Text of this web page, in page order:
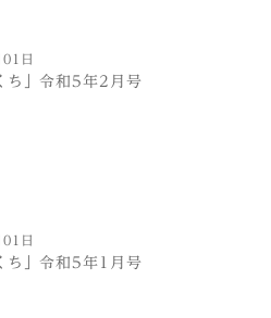
日
ち」令和5年2月号
日
ち」令和5年1月号